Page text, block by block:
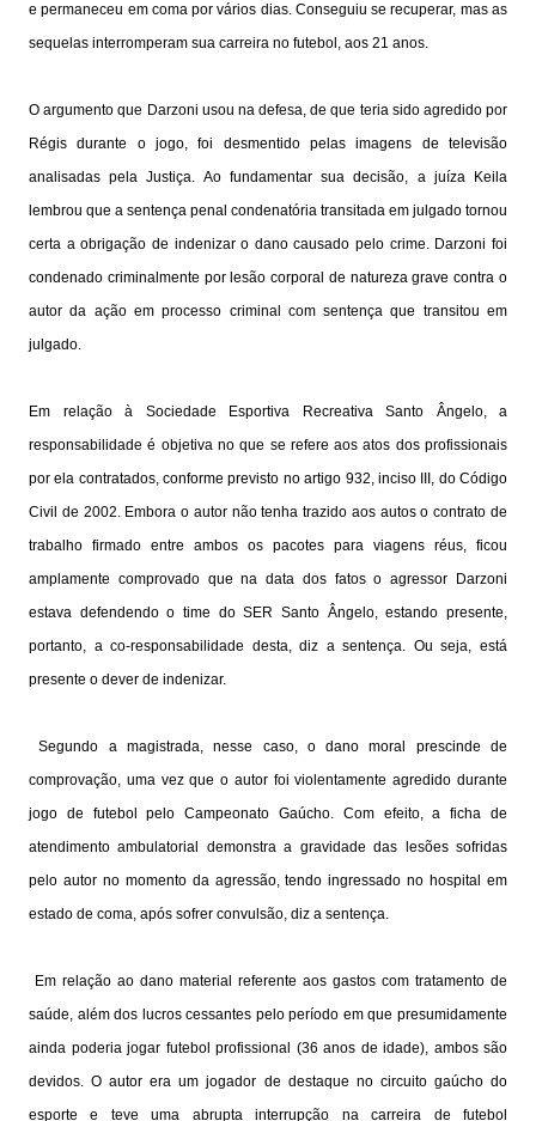
e permaneceu em coma por vários dias. Conseguiu se recuperar, mas as
sequelas interromperam sua carreira no futebol, aos 21 anos.
O argumento que Darzoni usou na defesa, de que teria sido agredido por
Régis durante o jogo, foi desmentido pelas imagens de televisão
analisadas pela Justiça. Ao fundamentar sua decisão, a juíza Keila
lembrou que a sentença penal condenatória transitada em julgado tornou
certa a obrigação de indenizar o dano causado pelo crime. Darzoni foi
condenado criminalmente por lesão corporal de natureza grave contra o
autor da ação em processo criminal com sentença que transitou em
julgado.
Em relação à Sociedade Esportiva Recreativa Santo Ângelo, a
responsabilidade é objetiva no que se refere aos atos dos profissionais
por ela contratados, conforme previsto no artigo 932, inciso III, do Código
Civil de 2002. Embora o autor não tenha trazido aos autos o contrato de
trabalho firmado entre ambos os pacotes para viagens réus, ficou
amplamente comprovado que na data dos fatos o agressor Darzoni
estava defendendo o time do SER Santo Ângelo, estando presente,
portanto, a co-responsabilidade desta, diz a sentença. Ou seja, está
presente o dever de indenizar.
Segundo a magistrada, nesse caso, o dano moral prescinde de
comprovação, uma vez que o autor foi violentamente agredido durante
jogo de futebol pelo Campeonato Gaúcho. Com efeito, a ficha de
atendimento ambulatorial demonstra a gravidade das lesões sofridas
pelo autor no momento da agressão, tendo ingressado no hospital em
estado de coma, após sofrer convulsão, diz a sentença.
Em relação ao dano material referente aos gastos com tratamento de
saúde, além dos lucros cessantes pelo período em que presumidamente
ainda poderia jogar futebol profissional (36 anos de idade), ambos são
devidos. O autor era um jogador de destaque no circuito gaúcho do
esporte e teve uma abrupta interrupção na carreira de futebol